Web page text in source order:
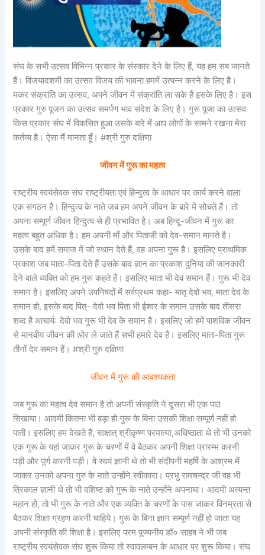
संघ के सभी उत्सव विभिन्न प्रकार के संस्कार देने के लिए हैं, यह हम सब जानते
हैं। विजयादशमी का उत्सव विजय की भावना हममें उत्पन्न करने के लिए है।
मकर संक्रांति का उत्सव, अपने जीवन में संक्रांति ला सके हैं इसके लिए है। इस
प्रकार गुरु पूजन का उत्सव समर्पण भाव संदेश के लिए है। गुरू पूजा का उत्सव
किस प्रकार संघ में विकसित हुआ उसके बारे में आप लोगों के सामने रखना मेरा
कर्तव्य है। ऐसा मैं मानता हूँ। #श्री गुरु दक्षिणा
जीवन में गुरू का महत्व
राष्ट्रीय स्वयंसेवक संघ राष्ट्रीयता एवं हिन्दुत्व के आधार पर कार्य करने वाला
एक संगठन है। हिन्दुत्व के नाते जब हम अपने जीवन के बारे में सोचते हैं। तो
अपना सम्पूर्ण जीवन हिन्दुत्व से ही प्रभावित है। अब हिन्दू-जीवन में गुरू का
महत्व बहुत अधिक है। हम अपनी माँ और पिताजी को देव-समान मानते है।
उसके बाद हमें समाज में जो स्थान देते हैं, वह अपना गुरू है। इसलिए प्राथमिक
प्रकाश जब माता-पिता देते हैं उसके बाद ज्ञान का प्रकाश दुनिया की जानकारी
देने वाले व्यक्ति को हम गुरू कहते हैं। इसलिए माता भी देव समान हैं। गुरू भी देव
समान है। इसलिए अपने उपनिषदों में सर्वप्रथम कहा- मातृ देवो भव, माता देव के
समान हो, इसके बाद पित्- देवो भव पिता भी ईश्वर के समान उसके बाद तीसरा
शब्द है आचार्यः देवो भव गुरू भी देव के समान है। इसलिए जो हमें पाशविक जीवन
से मानवीय जीवन की ओर ले जाते हैं सभी हमारे देव हैं। इसलिए माता-पिता गुरू
तीनों देव समान हैं। #श्री गुरु दक्षिणा
जीवन में गुरू की आवश्यकता
जब गुरू का महत्व देव समान है तो अपनी संस्कृति ने दूसरा भी एक पाठ
सिखाया। आदमी कितना भी बड़ा हो गुरू के बिना उसकी शिक्षा सम्पूर्ण नहीं हो
पाती। इसलिए हम देखते हैं, साक्षात् श्रीकृष्ण परमात्मा,अधिष्ठाता थे तो भी उनको
एक गुरू के यहां जाकर गुरू के चरणों में वे बैठकर अपनी शिक्षा प्रारम्भ करनी
पड़ी और पूर्ण करनी पड़ी। वे स्वयं ज्ञानी थे तो भी संदीपनी महर्षि के आश्रम में
जाकर उनको अपना गुरु के नाते उन्होंने स्वीकारा। प्रभु रामचन्द्र जी वह भी
त्रिकाल ज्ञानी थे तो भी वशिष्ठ को गुरू के नाते उन्होंने अपनाया। आदमी अत्यन्त
महान हो, तो भी गुरू के नाते और एक व्यक्ति के चरणों के पास जाकर विनम्रता से
बैठकर शिक्षा ग्रहण करनी चाहिये। गुरू के बिना ज्ञान सम्पूर्ण नहीं हो जाता यह
अपनी संस्कृति की शिक्षा है। इसलिए परम पूज्यनीय डॉ० साहब ने भी जब
राष्ट्रीय स्वयंसेवक संघ शुरू किया तो स्वावलम्बन के आधार पर शुरू किया। संघ